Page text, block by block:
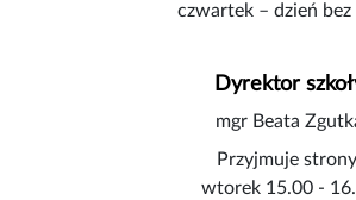
czwartek – dzień bez
Dyrektor
mgr Beata
Przyjmuje
wtorek 15.00 -